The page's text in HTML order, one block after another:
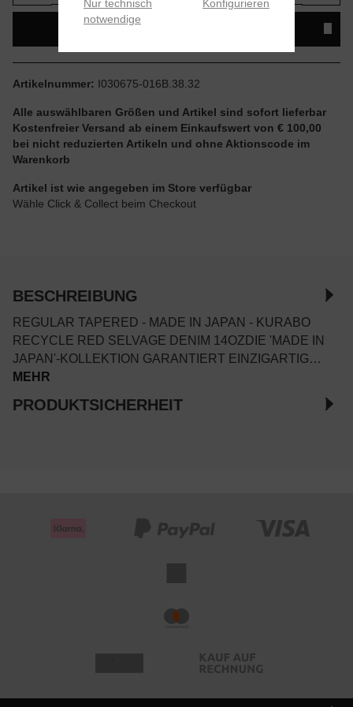
IN DEN WARENKORB
Artikelnummer: I030675-016B.38.32
Alle auswählbaren Größen und Artikel sind sofort lieferbar
Kostenfreier Versand ab einem Einkaufswert von € 100,00
bei nicht reduzierten Artikeln und ohne Aktionscode im
Warenkorb
Artikel ist wie angegeben im Store verfügbar
Wähle Click & Collect beim Checkout
BESCHREIBUNG
REGULAR TAPERED - MADE IN JAPAN - KURABO
RECYCLE RED SELVAGE DENIM 14OZDIE 'MADE IN
JAPAN'-KOLLEKTION GARANTIERT EINZIGARTIG…
MEHR
PRODUKTSICHERHEIT
Nur technisch
notwendige
Konfigurieren